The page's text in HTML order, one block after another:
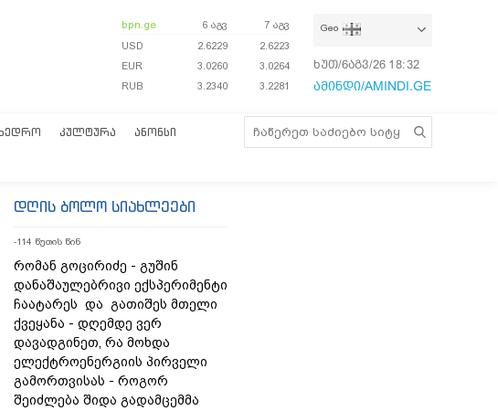
bpn.ge 6 აგვ
7 აგვ
USD
2.6229
2.6223
EUR
3.0260
3.0264
RUB
3.2340 3.2281
Geo
ხუთ/6აგვ/26 18:32:32
ამინდი/AMINDI.GE
ᲙᲣᲚᲢᲣᲠᲐ ᲐᲜᲝᲜᲡᲘ
დღის ბოლო სიახლეები
-114 წუთის წინ
რომან გოცირიძე - გუშინ
დანაშაულებრივი ექსპერიმენტი
ჩაატარეს და გათიშეს მთელი
ქვეყანა - დღემდე ვერ
დავადგინეთ, რა მოხდა
ელექტროენერგიის პირველი
გამორთვისას - როგორ
შეიძლება შიდა გადამცემმა